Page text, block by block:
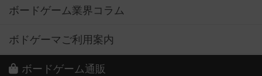
ボードゲーム業界コラム
ボドゲーマご利用案内
ボードゲーム通販